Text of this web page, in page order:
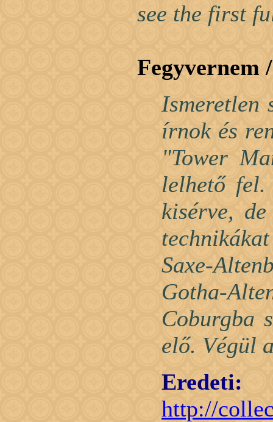
see the first
Fegyvernem
Ismeretlen
írnok és
"Tower
lelhető
kisérve,
Saxe-
Gotha-
Coburgba
elő. Végül
Eredeti:
http://